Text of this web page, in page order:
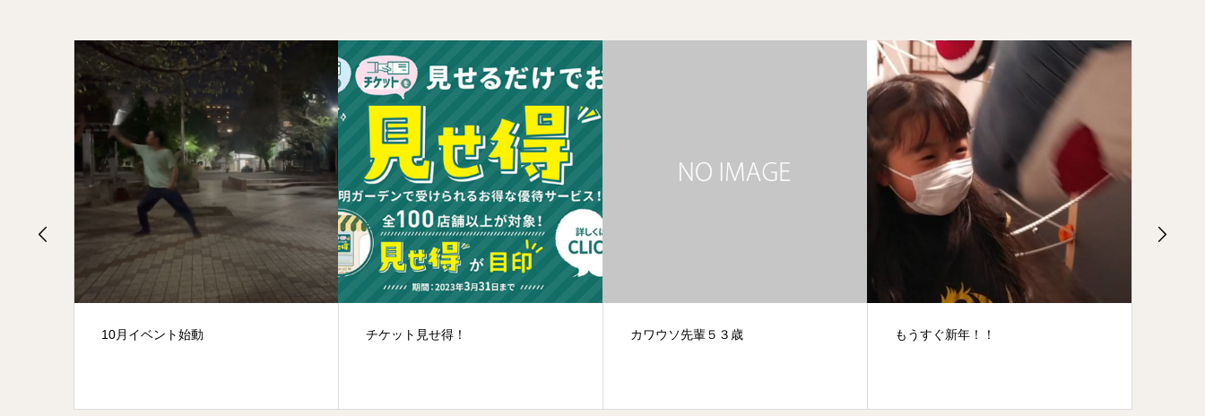
チケット見せ得！ カワウソ先輩５３歳 もうすぐ新年！！
11月３日最終回はなんと、満員御